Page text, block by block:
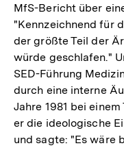
MfS-Bericht über
"Kennzeichnend für
der größte Teil der
würde geschlafen."
SED-Führung
durch eine interne
Jahre 1981 bei
er die ideologische
und sagte: "Es wäre